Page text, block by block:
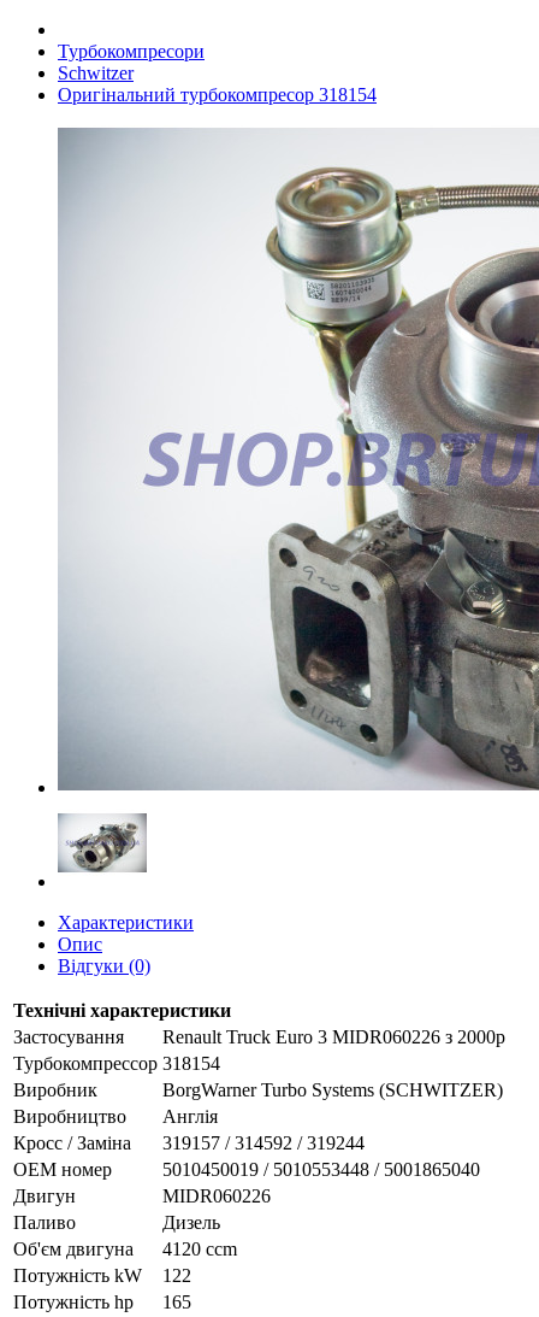
Турбокомпресори
Schwitzer
Оригінальний турбокомпресор 318154
Характеристики
Опис
Відгуки (0)
Технічні характеристики
Застосування
Renault Truck Euro 3 MIDR060226 з 2000р
Турбокомпрессор 318154
Виробник
BorgWarner Turbo Systems (SCHWITZER)
Виробництво
Англія
Кросс / Заміна
319157 / 314592 / 319244
ОЕМ номер
5010450019 / 5010553448 / 5001865040
Двигун
MIDR060226
Паливо
Дизель
Об'єм двигуна
4120 ccm
Потужність kW
122
Потужність hp
165